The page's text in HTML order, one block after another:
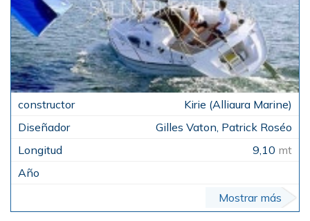
Kirie (Alliaura Marine)
Gilles Vaton, Patrick Roséo
9,10 mt
Mostrar más